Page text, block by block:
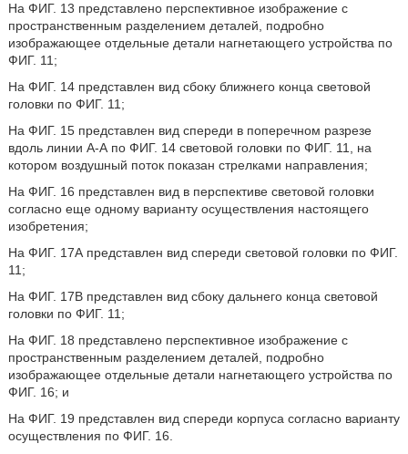
На ФИГ. 13 представлено перспективное изображение с
пространственным разделением деталей, подробно
изображающее отдельные детали нагнетающего устройства по
ФИГ. 11;
На ФИГ. 14 представлен вид сбоку ближнего конца световой
головки по ФИГ. 11;
На ФИГ. 15 представлен вид спереди в поперечном разрезе
вдоль линии А-А по ФИГ. 14 световой головки по ФИГ. 11, на
котором воздушный поток показан стрелками направления;
На ФИГ. 16 представлен вид в перспективе световой головки
согласно еще одному варианту осуществления настоящего
изобретения;
На ФИГ. 17А представлен вид спереди световой головки по ФИГ.
11;
На ФИГ. 17В представлен вид сбоку дальнего конца световой
головки по ФИГ. 11;
На ФИГ. 18 представлено перспективное изображение с
пространственным разделением деталей, подробно
изображающее отдельные детали нагнетающего устройства по
ФИГ. 16; и
На ФИГ. 19 представлен вид спереди корпуса согласно варианту
осуществления по ФИГ. 16.